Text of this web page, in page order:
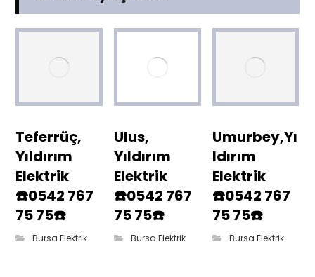
Teferrüç,
Yıldırım
Elektrik
☎️0542 767
75 75☎️
Bursa Elektrik
Ulus,
Yıldırım
Elektrik
☎️0542 767
75 75☎️
Bursa Elektrik
Umurbey,Yı
ldırım
Elektrik
☎️0542 767
75 75☎️
Bursa Elektrik